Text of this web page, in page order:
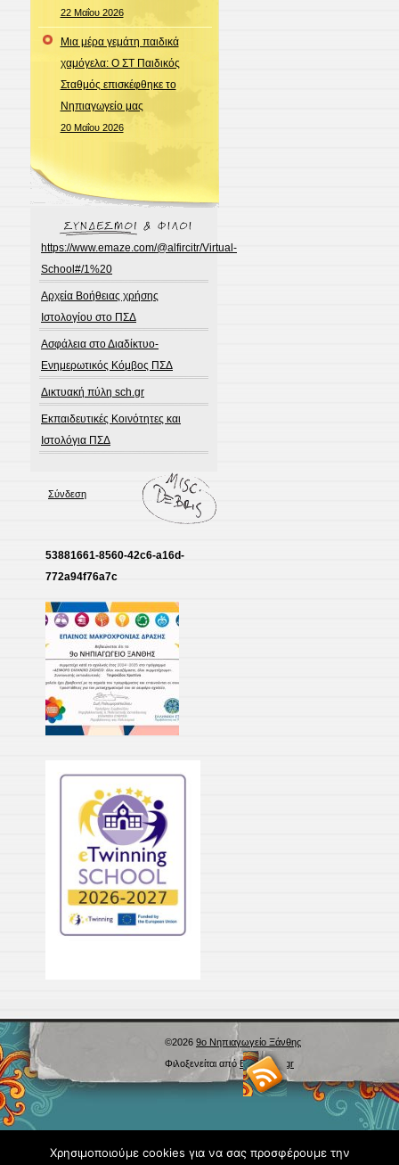
22 Μαΐου 2026
Μια μέρα γεμάτη παιδικά
χαμόγελα: Ο ΣΤ Παιδικός
Σταθμός επισκέφθηκε το
Νηπιαγωγείο μας
20 Μαΐου 2026
https://www.emaze.com/@alfircitr/Virtual-
School#/1%20
Αρχεία Βοήθειας χρήσης
Ιστολογίου στο ΠΣΔ
Ασφάλεια στο Διαδίκτυο-
Ενημερωτικός Κόμβος ΠΣΔ
Δικτυακή πύλη sch.gr
Εκπαιδευτικές Κοινότητες και
Ιστολόγια ΠΣΔ
Σύνδεση
53881661-8560-42c6-a16d-
772a94f76a7c
©2026 9ο Νηπιαγωγείο Ξάνθης
Φιλοξενείται απόBlogs.sch.gr
Χρησιμοποιούμε cookies για να σας προσφέρουμε την